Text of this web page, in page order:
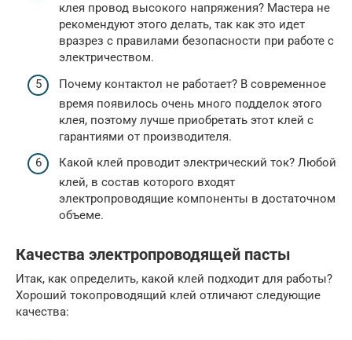
клея провод высокого напряжения? Мастера не
рекомендуют этого делать, так как это идет
вразрез с правилами безопасности при работе с
электричеством.
Почему контактол не работает? В современное
время появилось очень много подделок этого
клея, поэтому лучше приобретать этот клей с
гарантиями от производителя.
Какой клей проводит электрический ток? Любой
клей, в состав которого входят
электропроводящие компоненты в достаточном
объеме.
Качества электропроводящей пасты
Итак, как определить, какой клей подходит для работы?
Хороший токопроводящий клей отличают следующие
качества: